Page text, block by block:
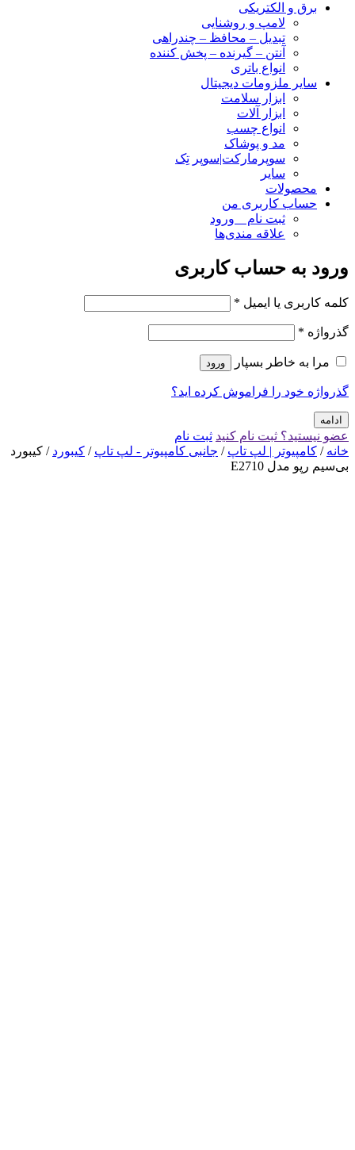
برق و الکتریکی
لامپ و روشنایی
تبدیل – محافظ – چندراهی
آنتن – گیرنده – پخش کننده
انواع باتری
سایر ملزومات دیجیتال
ابزار سلامت
ابزار آلات
انواع چسب
مد و پوشاک
سوپرمارکت|سوپر تِک
سایر
محصولات
حساب کاربری من
ثبت نام _ ورود
علاقه مندی‌ها
ورود به حساب کاربری
کلمه کاربری یا ایمیل *
گذرواژه *
مرا به خاطر بسپار ورود
گذرواژه خود را فراموش کرده اید؟
ادامه
عضو نیستید؟ ثبت نام کنید ثبت نام
خانه / کامپیوتر | لپ تاپ / جانبی کامپیوتر - لپ تاپ / کیبورد / کیبورد
بی‌سیم رپو مدل E2710